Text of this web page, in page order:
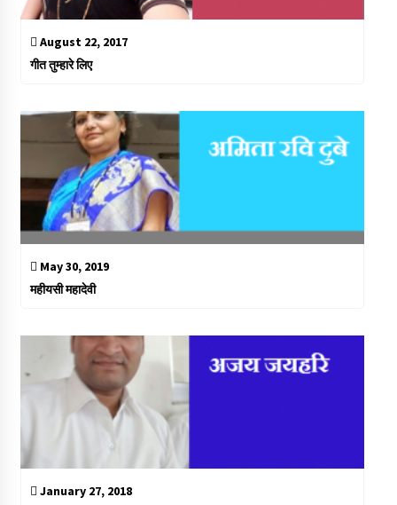
August 22, 2017
गीत तुम्हारे लिए
May 30, 2019
महीयसी महादेवी
January 27, 2018